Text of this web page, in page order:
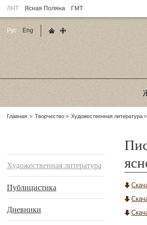
ЛНТ Ясная Поляна ГМТ
Родительские
Главная Творчество Художественная литература
Художественная литература
Публицистика
Дневники
Рус
Eng